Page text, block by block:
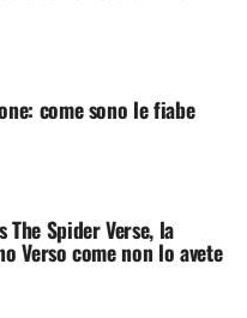
come sono le fiabe
The Spider Verse, la
Verso come non lo avete